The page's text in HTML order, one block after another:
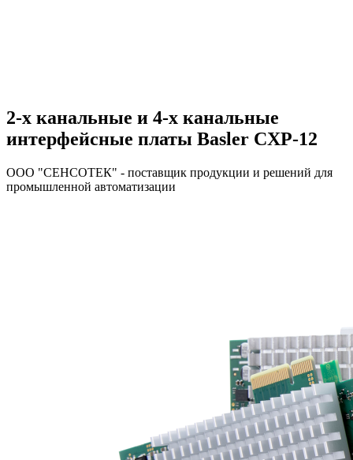
2-х канальные и 4-х канальные
интерфейсные платы Basler CXP-12
ООО "СЕНСОТЕК" - поставщик продукции и решений для
промышленной автоматизации